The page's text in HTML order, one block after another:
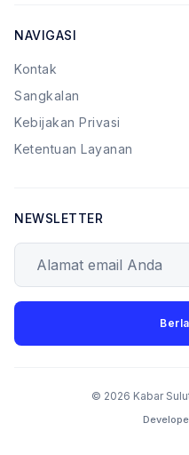
NAVIGASI
Kontak
Sangkalan
Kebijakan Privasi
Ketentuan Layanan
NEWSLETTER
Alamat email Anda
© 2026 Kabar